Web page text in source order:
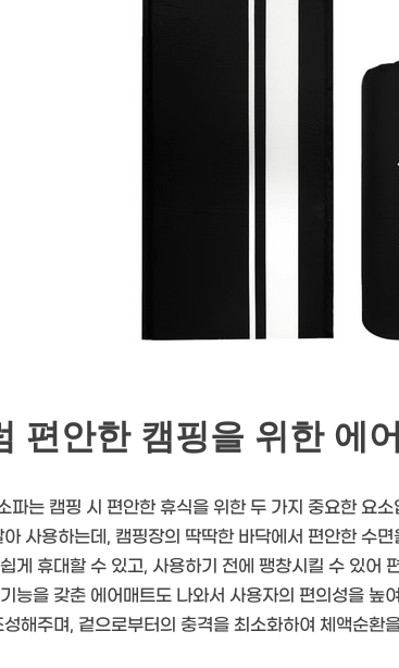
편안한 캠핑을 위한 에
파는 캠핑 시 편안한 휴식을 위한 두 가지 중요한 요
사용하는데, 캠핑장의 딱딱한 바닥에서 편안한 수
게 휴대할 수 있고, 사용하기 전에 팽창시킬 수 있어
능을 갖춘 에어매트도 나와서 사용자의 편의성을 높
해주며, 겉으로부터의 충격을 최소화하여 체액순환